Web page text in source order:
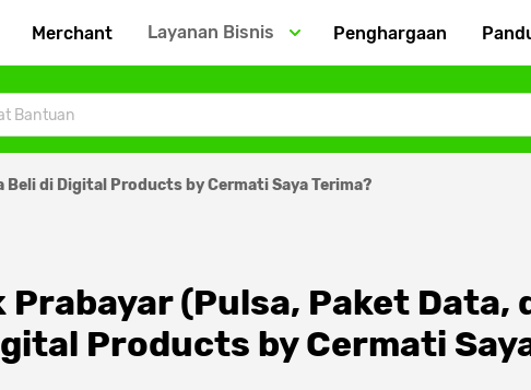
Merchant Layanan Bisnis Penghargaan
Beli di Digital Products by Cermati Saya Terima?
(Pulsa, Paket Data,
Products by Cermati